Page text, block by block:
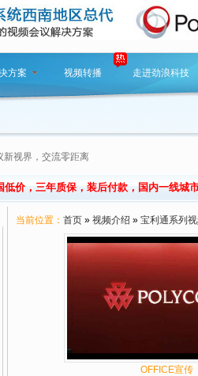
方案 视频转播 走进劲浪科技
视界，交流零距离
低价，三年质保，装后付款，国内一线城
当前位置： 首页 » 视频介绍 » 宝利通系列
OFFICE宣传